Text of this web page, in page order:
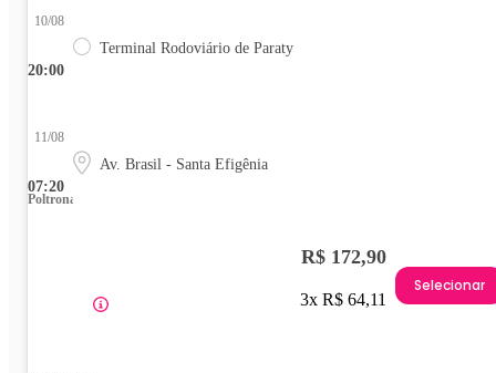
20:00
10/08
Terminal Rodoviário de Paraty
07:20
11/08
Av. Brasil - Santa Efigênia
Poltrona
R$ 172,90
3x R$ 64,11
Selecionar